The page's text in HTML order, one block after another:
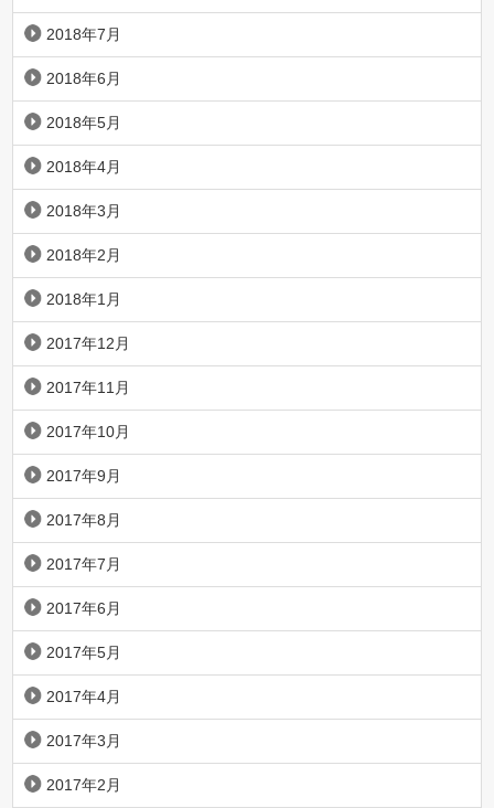
2018年7月
2018年6月
2018年5月
2018年4月
2018年3月
2018年2月
2018年1月
2017年12月
2017年11月
2017年10月
2017年9月
2017年8月
2017年7月
2017年6月
2017年5月
2017年4月
2017年3月
2017年2月